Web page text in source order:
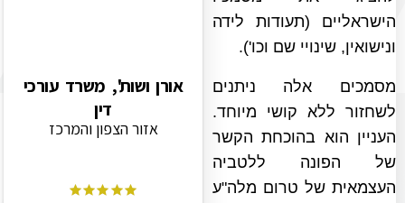
הישראליים (תעודות לידה
ונישואין, שינויי שם וכו').
מסמכים אלה ניתנים
לשחזור ללא קושי מיוחד.
העניין הוא בהוכחת הקשר
של הפונה ללטביה
העצמאית של טרום מלה"ע
אורן ושות', משרד עורכי
דין
אזור הצפון והמרכז